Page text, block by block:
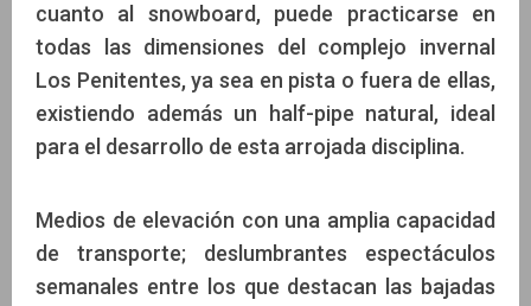
cuanto al snowboard, puede practicarse en
todas las dimensiones del complejo invernal
Los Penitentes, ya sea en pista o fuera de ellas,
existiendo además un half-pipe natural, ideal
para el desarrollo de esta arrojada disciplina.
Medios de elevación con una amplia capacidad
de transporte; deslumbrantes espectáculos
semanales entre los que destacan las bajadas